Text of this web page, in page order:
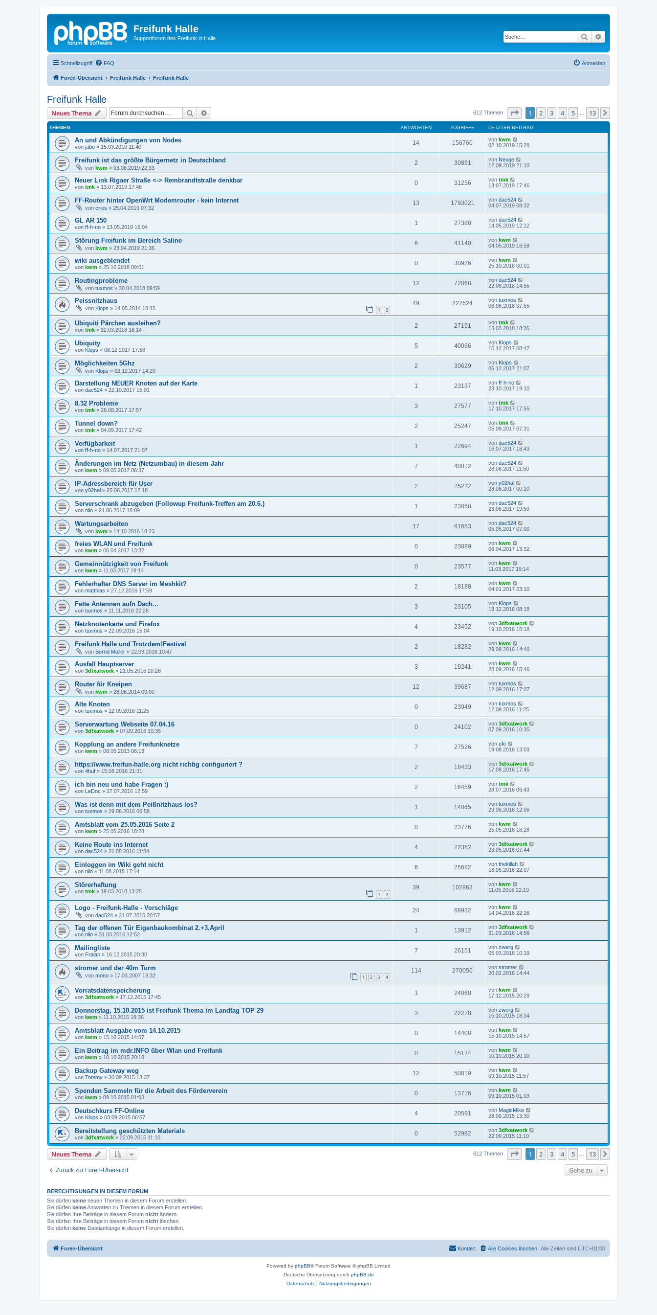
Freifunk Halle
Supportforum des Freifunk in Halle Suche
Schnellzugriff FAQ Anmelden
Foren-Übersicht Freifunk Halle Freifunk Halle
Freifunk Halle
Neues Thema Suche 612 Themen Seite von13
1 2 3 4 5 13
THEMEN ANTWORTEN ZUGRIFFE LETZTER BEITRAG
An und Abkündigungen von Nodes
von jabo » 15.03.2010 11:40
14 156760 von kwm
02.10.2019 15:28
Freifunk ist das größte Bürgernetz in Deutschland
von kwm » 03.08.2019 22:33
2 30891 von Neuge
12.09.2019 21:10
Neuer Link Rigaer Straße <-> Rembrandtstraße denkbar
von tmk » 13.07.2019 17:46
0 31256 von tmk
13.07.2019 17:46
FF-Router hinter OpenWrt Modemrouter - kein Internet
von cires » 25.04.2019 07:32
13 1793021 von dac524
04.07.2019 08:32
GL AR 150
von ff-h-no » 13.05.2019 16:04
1 27388 von dac524
14.05.2019 12:12
Störung Freifunk im Bereich Saline
von kwm » 23.04.2019 21:36
6 41140 von kwm
04.05.2019 18:58
wiki ausgeblendet
von kwm » 25.10.2018 00:01
0 30926 von kwm
25.10.2018 00:01
Routingprobleme
von tuxmos » 30.04.2018 09:59
12 72068 von dac524
22.08.2018 14:55
Peissnitzhaus
von Klops » 14.05.2014 18:15 1 2
49 222524 von tuxmos
06.06.2018 07:55
Ubiquiti Pärchen ausleihen?
von tmk » 12.03.2018 18:14
2 27191 von tmk
13.03.2018 18:35
Ubiquity
von Klops » 08.12.2017 17:58
5 40066 von Klops
15.12.2017 08:47
Möglichkeiten 5Ghz
von Klops » 02.12.2017 14:20
2 30629 von Klops
06.12.2017 21:07
Darstellung NEUER Knoten auf der Karte
von dac524 » 22.10.2017 15:01
1 23137 von ff-h-no
23.10.2017 19:10
8.32 Probleme
von tmk » 28.08.2017 17:57
3 27577 von tmk
17.10.2017 17:55
Tunnel down?
von tmk » 04.09.2017 17:42
2 25247 von tmk
05.09.2017 07:31
Verfügbarkeit
von ff-h-no » 14.07.2017 21:07
1 22694 von dac524
16.07.2017 18:43
Änderungen im Netz (Netzumbau) in diesem Jahr
von kwm » 09.05.2017 06:37
7 40012 von dac524
28.06.2017 11:50
IP-Adressbereich für User
von y02hal » 25.06.2017 12:18
2 25222 von y02hal
28.06.2017 00:20
Serverschrank abzugeben (Followup Freifunk-Treffen am 20.6.)
von nilo » 21.06.2017 18:09
1 23058 von dac524
23.06.2017 19:59
Wartungsarbeiten
von kwm » 14.10.2016 18:23
17 61653 von dac524
05.05.2017 07:00
freies WLAN und Freifunk
von kwm » 06.04.2017 13:32
0 23889 von kwm
06.04.2017 13:32
Gemeinnützigkeit von Freifunk
von kwm » 11.03.2017 19:14
0 23577 von kwm
11.03.2017 19:14
Fehlerhafter DNS Server im Meshkit?
von matthias » 27.12.2016 17:59
2 18188 von kwm
04.01.2017 23:10
Fette Antennen aufn Dach...
von tuxmos » 11.11.2016 22:28
3 23105 von Klops
19.12.2016 08:18
Netzknotenkarte und Firefox
von tuxmos » 22.09.2016 15:04
4 23452 von 3dfxatwork
19.10.2016 15:18
Freifunk Halle und Trotzdem!Festival
von Bernd Müller » 22.09.2016 10:47
2 18282 von kwm
29.09.2016 14:48
Ausfall Hauptserver
von 3dfxatwork » 21.05.2016 20:28
3 19241 von kwm
28.09.2016 15:46
Router für Kneipen
von kwm » 28.08.2014 09:00
12 39687 von tuxmos
12.09.2016 17:07
Alte Knoten
von tuxmos » 12.09.2016 11:25
0 23949 von tuxmos
12.09.2016 11:25
Serverwartung Webseite 07.04.16
von 3dfxatwork » 07.09.2016 10:35
0 24102 von 3dfxatwork
07.09.2016 10:35
Kopplung an andere Freifunknetze
von kwm » 08.05.2013 06:13
7 27526 von ufo
19.08.2016 13:03
https://www.freifun-halle.org nicht richtig configuriert ?
von 4huf » 15.08.2016 21:31
2 18433 von 3dfxatwork
17.08.2016 17:45
ich bin neu und habe Fragen :)
von LeDoc » 27.07.2016 12:59
2 16459 von tmk
28.07.2016 06:43
Was ist denn mit dem Peißnitzhaus los?
von tuxmos » 29.06.2016 06:58
1 14865 von tuxmos
29.06.2016 12:06
Amtsblatt vom 25.05.2016 Seite 2
von kwm » 25.05.2016 18:28
0 23776 von kwm
25.05.2016 18:28
Keine Route ins Internet
von dac524 » 21.05.2016 11:34
4 22362 von 3dfxatwork
23.05.2016 07:44
Einloggen im Wiki geht nicht
von nilo » 11.08.2015 17:14
6 25682 von thekillah
18.05.2016 22:07
Störerhaftung
von tmk » 19.03.2010 13:25 1 2
39 102863 von kwm
11.05.2016 22:19
Logo - Freifunk-Halle - Vorschläge
von dac524 » 21.07.2015 20:57
24 68932 von kwm
14.04.2016 22:26
Tag der offenen Tür Eigenbaukombinat 2.+3.April
von nilo » 31.03.2016 12:52
1 13912 von 3dfxatwork
31.03.2016 14:56
Mailingliste
von Fralan » 16.12.2015 20:30
7 26151 von zwerg
05.03.2016 10:19
stromer und der 40m Turm
von mono » 17.03.2007 13:32 1 2 3 4
114 270050 von stromer
20.02.2016 14:44
Vorratsdatenspeicherung
von 3dfxatwork » 17.12.2015 17:45
1 24068 von kwm
17.12.2015 20:29
Donnerstag, 15.10.2015 ist Freifunk Thema im Landtag TOP 29
von kwm » 11.10.2015 19:36
3 22278 von zwerg
15.10.2015 18:34
Amtsblatt Ausgabe vom 14.10.2015
von kwm » 15.10.2015 14:57
0 14408 von kwm
15.10.2015 14:57
Ein Beitrag im mdr.INFO über Wlan und Freifunk
von kwm » 10.10.2015 20:10
0 15174 von kwm
10.10.2015 20:10
Backup Gateway weg
von Tommy » 30.09.2015 13:37
12 50819 von kwm
09.10.2015 11:57
Spenden Sammeln für die Arbeit des Förderverein
von kwm » 09.10.2015 01:03
0 13716 von kwm
09.10.2015 01:03
Deutschkurs FF-Online
von Klops » 03.09.2015 06:57
4 20591 von MagicMike
28.09.2015 13:30
Bereitstellung geschützten Materials
von 3dfxatwork » 22.09.2015 11:10
0 52982 von 3dfxatwork
22.09.2015 11:10
Neues Thema 612 Themen Seite von13
1 2 3 4 5 … 13
Zurück zur Foren-Übersicht Gehe zu
BERECHTIGUNGEN IN DIESEM FORUM
Sie dürfen keine neuen Themen in diesem Forum erstellen.
Sie dürfen keineAntworten zu Themen in diesem Forum erstellen.
Sie dürfen Ihre Beiträge in diesem Forum nicht ändern.
Sie dürfen Ihre Beiträge in diesem Forum nicht löschen.
Sie dürfen keine Dateianhänge in diesem Forum erstellen.
Foren-Übersicht Alle Zeiten sind UTC+01:00
Alle Cookies löschen
Kontakt
Powered by phpBB® Forum Software © phpBB Limited
Deutsche Übersetzung durch phpBB.de
Datenschutz| Nutzungsbedingungen